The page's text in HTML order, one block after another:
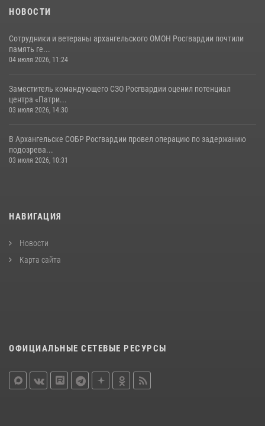
НОВОСТИ
Сотрудники и ветераны архангельского ОМОН Росгвардии почтили
память ге...
04 июля 2026, 11:24
Заместитель командующего СЗО Росгвардии оценил потенциал
центра «Патри...
03 июля 2026, 14:30
В Архангельске СОБР Росгвардии провел операцию по задержанию
подозрева...
03 июля 2026, 10:31
НАВИГАЦИЯ
Новости
Карта сайта
ОФИЦИАЛЬНЫЕ СЕТЕВЫЕ РЕСУРСЫ